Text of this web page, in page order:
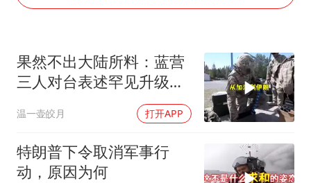
笔试第一被劝弃考涉事副校长被撤职
香港高温刷新历史纪录
灌溉水坝被隔成鱼塘 村民投诉20余年
韩军前线部队连曝丑闻
上海有出现龙卷潜势
奋力开创中国式现代化建设新局面
果然不出大陆所料：蓝营
三人对台表述罕见升级，
温一壶皎月 打开APP
特朗普下令取消军事行
动，原因为何